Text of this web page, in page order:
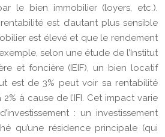
le bien immobilier (loyers, etc.).
rentabilité est d’autant plus sensible
est élevé et que le rendement
selon une étude de l’Institut
et foncière (IEIF), un bien locatif
est de 3% peut voir sa rentabilité
à cause de l’IFI. Cet impact varie
: un investissement
qu’une résidence principale (qui